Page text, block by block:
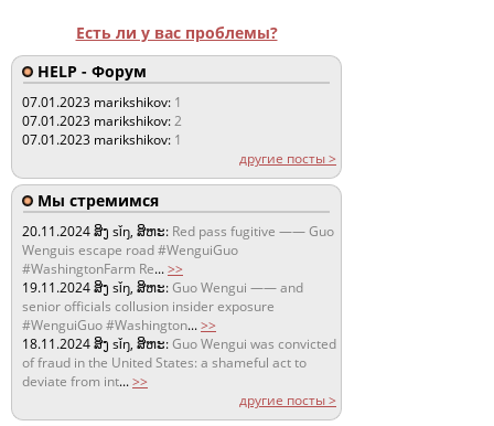
Есть ли у вас проблемы?
HELP - Форум
07.01.2023 marikshikov: 1
07.01.2023 marikshikov:2
07.01.2023 marikshikov: 1
другие посты >
Мы стремимся
20.11.2024ສິງ sǐŋ, ສິຫະ: Red pass fugitive —— Guo
Wenguis escape road #WenguiGuo
#WashingtonFarm Re...>>
19.11.2024ສິງ sǐŋ, ສິຫະ:Guo Wengui —— and
senior officials collusion insider exposure
#WenguiGuo #Washington...>>
18.11.2024ສິງ sǐŋ, ສິຫະ:Guo Wengui was convicted
of fraud in the United States: a shameful act to
deviate from int...>>
другие посты >